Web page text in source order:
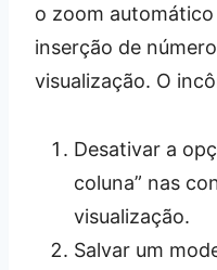
o zoom automático
inserção de
visualização. O
Desativar a
coluna” nas
visualização.
Salvar um